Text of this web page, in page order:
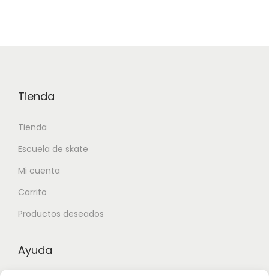
Tienda
Tienda
Escuela de skate
Mi cuenta
Carrito
Productos deseados
Ayuda